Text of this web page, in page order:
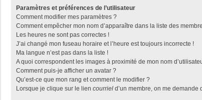
Paramètres et préférences de l’utilisateur
Comment modifier mes paramètres ?
Comment empêcher mon nom d’apparaître dans la liste des
Les heures ne sont pas correctes !
J’ai changé mon fuseau horaire et l’heure est toujours incorrecte !
Ma langue n’est pas dans la liste !
A quoi correspondent les images à proximité de mon nom
Comment puis-je afficher un avatar ?
Qu’est-ce que mon rang et comment le modifier ?
Lorsque je clique sur le lien courriel d’un membre, on me demande